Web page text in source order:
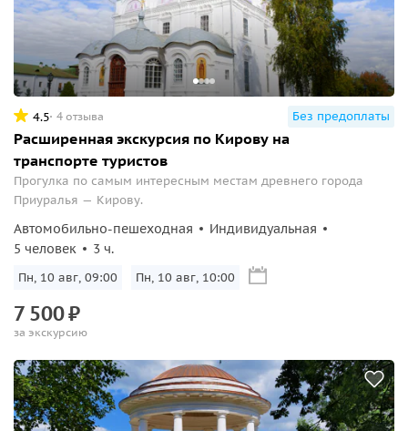
4.5 4 отзыва Без предоплаты
Расширенная экскурсия по Кирову на
транспорте туристов
Прогулка по самым интересным местам древнего города
Приуралья — Кирову.
Автомобильно-пешеходная
Индивидуальная
5 человек
3 ч.
Пн, 10 авг, 09:00 Пн, 10 авг, 10:00
7 500₽
за экскурсию